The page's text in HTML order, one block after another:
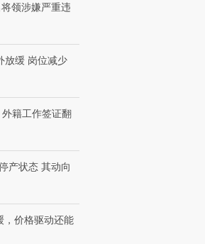
领涉嫌严重违
放缓 岗位减少
籍工作签证翻
产状态 其动向
，价格驱动还能